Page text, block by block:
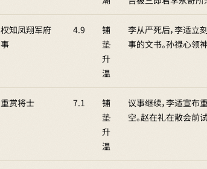
权知凤翔军府
事
4.9
铺
垫
升
温
李从严死后，李适立
事的文书。孙禄心领
重赏将士 7.1
铺
垫
升
温
议事继续，李适宣布
空。赵在礼在散会前